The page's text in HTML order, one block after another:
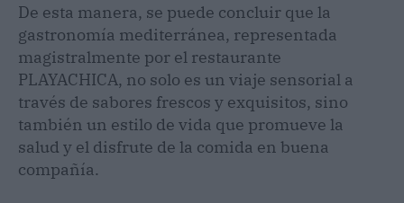
De esta manera, se puede concluir que la
gastronomía mediterránea, representada
magistralmente por el restaurante
PLAYACHICA, no solo es un viaje sensorial a
través de sabores frescos y exquisitos, sino
también un estilo de vida que promueve la
salud y el disfrute de la comida en buena
compañía.